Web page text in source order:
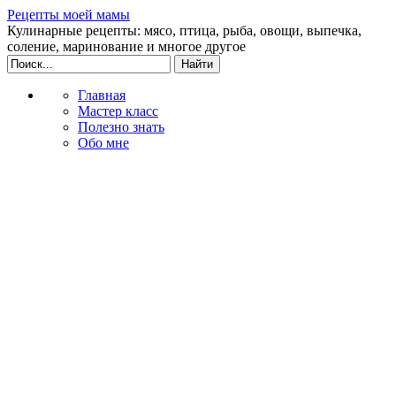
Рецепты моей мамы
Кулинарные рецепты: мясо, птица, рыба, овощи, выпечка,
соление, маринование и многое другое
Главная
Мастер класс
Полезно знать
Обо мне